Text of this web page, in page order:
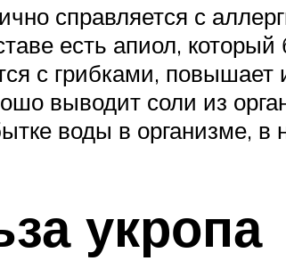
справляется с
есть апиол,
с грибками, повышает
выводит соли из
воды в организме, в
укропа